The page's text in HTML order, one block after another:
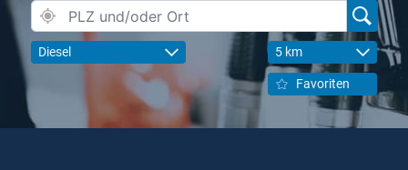
Diesel 5 km
Favoriten